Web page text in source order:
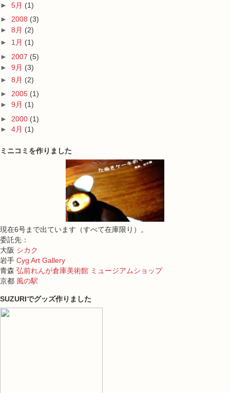
► 5月 (1)
► 2008 (3)
► 8月 (2)
► 1月 (1)
► 2007 (5)
► 9月 (3)
► 8月 (2)
► 2005 (1)
► 9月 (1)
► 2000 (1)
► 4月 (1)
ミニコミを作りました
現在6号まで出ています（すべて在庫限り）。
委託先：
大阪 シカク
岩手 Cyg Art Gallery
青森 弘前れんが倉庫美術館 ミュージアムショップ
京都 風の駅
SUZURIでグッズ作りました